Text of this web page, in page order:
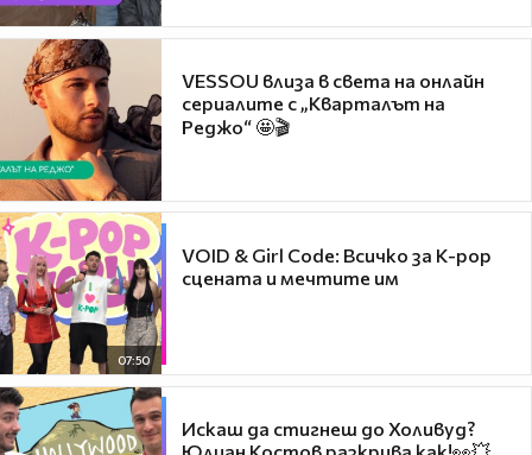
VESSOU влиза в света на онлайн
сериалите с „Кварталът на
Реджо“ 🤩🎬
07:50
VOID & Girl Code: Всичко за K-pop
сцената и мечтите им
Искаш да стигнеш до Холивуд?